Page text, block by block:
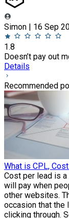
Simon | 16 Sep
1.8
Doesn’t pay out
Details
Recommended
What is CPL,
Cost per lead is
will pay when
other websites.
occasion that the
clicking through.